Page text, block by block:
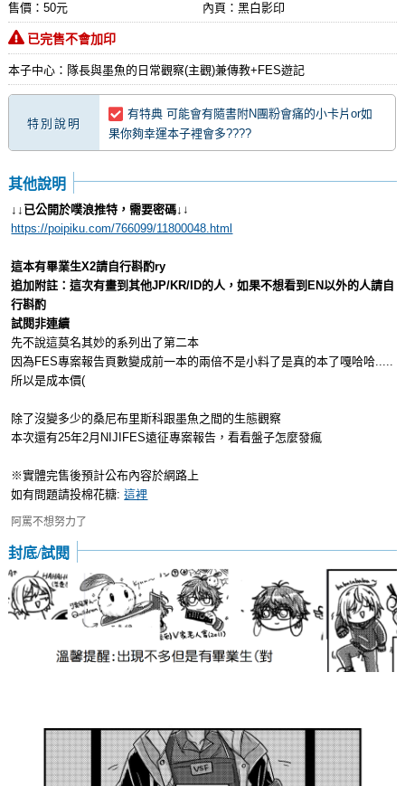
售價：50元 內頁：黑白影印
已完售不會加印
本子中心：隊長與墨魚的日常觀察(主觀)兼傳教+FES遊記
特別說明
有特典 可能會有隨書附N團粉會痛的小卡片or如
果你夠幸運本子裡會多????
其他說明
↓↓已公開於噗浪推特，需要密碼↓ ↓
https://poipiku.com/766099/11800048.html
這本有畢業生X2請自行斟酌ry
追加附註：這次有畫到其他JP/KR/ID的人，如果不想看到EN以外的人請自
行斟酌
試閱非連續
先不說這莫名其妙的系列出了第二本
因為FES專案報告頁數變成前一本的兩倍不是小料了是真的本了嘎哈哈.....
所以是成本價(
除了沒變多少的桑尼布里斯科跟墨魚之間的生態觀察
本次還有25年2月NIJIFES遠征專案報告，看看盤子怎麼發瘋
※實體完售後預計公布內容於網路上
如有問題請投棉花糖:這裡
阿罵不想努力了
封底/試閱